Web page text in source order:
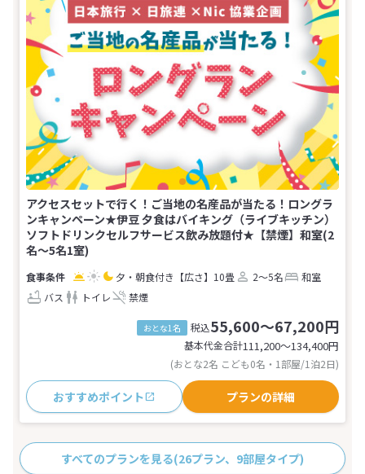
アクセスセットで行く！ご当地の名産品が当たる！ロングラ
ンキャンペーン★伊豆 夕食はバイキング（ライブキッチン）
ソフトドリンクセルフサービス飲み放題付★【禁煙】和室(2
名～5名1室)
夕・朝食付き 【広さ】10畳 2～5名
和室
バス
トイレ 禁煙
おとな1名 税込55,600～67,200円
基本代金合計111,200〜134,400円
(おとな2名 こども0名・1部屋/1泊2日)
おすすめポイント プランの詳細
すべてのプランを見る(26プラン、9部屋タイプ)